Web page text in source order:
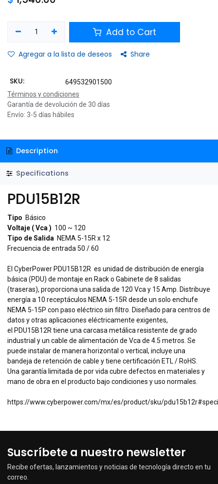
Add to Cart
Agregar a la lista de deseos Share
SKU:
649532901500
Términos y condiciones
Garantía de devolución de 30 días
Envío: 3-5 días hábiles
Description
Specifications
PDU15B12R
Tipo Básico
Voltaje ( Vca ) 100 ~ 120
Tipo de Salida NEMA 5-15R x 12
Frecuencia de entrada 50 / 60
El CyberPower PDU15B12R es unidad de distribución de energía
básica (PDU) de montaje en Rack o Gabinete de 8 salidas
(traseras), proporciona una salida de 120 Vca y 15 Amp. Distribuye
energía a 10 receptáculos NEMA 5-15R desde un solo enchufe
NEMA 5-15P con paso eléctrico sin filtro. Diseñado para centros de
datos y otras aplicaciones eléctricamente exigentes,
el PDU15B12R tiene una carcasa metálica resistente de grado
industrial y un cable de alimentación de Vca de 4.5 metros. Se
puede instalar de manera horizontal o vertical, incluye una
bandeja de retención de cable y tiene certificación ETL / RoHS.
Una garantía limitada de por vida cubre defectos en materiales y
mano de obra en el producto bajo condiciones y uso normales.
https://www.cyberpower.com/mx/es/product/sku/
Suscríbete a nuestro newsletter
Recibe ofertas, lanzamientos y noticias de tecnología directo en tu
correo.